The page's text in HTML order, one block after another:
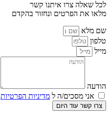
לכל שאלה צרו איתנו קשר
מלאו את הפרטים ונחזור בהקדם
שם מלא
טלפון
מייל
הודעה
אני מסכים/ה ל מדיניות הפרטיות
צרו קשר עוד היום